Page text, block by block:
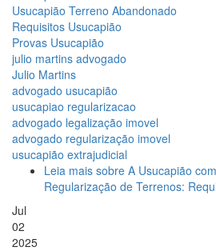
Usucapião Terreno Abandonado
Requisitos Usucapião
Provas Usucapião
julio martins advogado
Julio Martins
advogado usucapião
usucapiao regularizacao
advogado legalização imovel
advogado regularização imovel
usucapião extrajudicial
Leia mais sobre A Usucapião
Regularização de Terrenos:
Jul
02
2025